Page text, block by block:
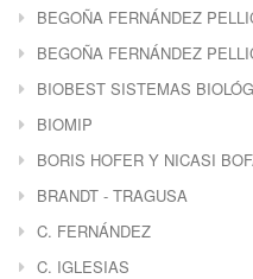
BEGOÑA FERNÁNDEZ
BEGOÑA FERNÁNDEZ
BIOBEST SISTEMAS
BIOMIP
BORIS HOFER Y NICASI
BRANDT - TRAGUSA
C. FERNÁNDEZ
C. IGLESIAS